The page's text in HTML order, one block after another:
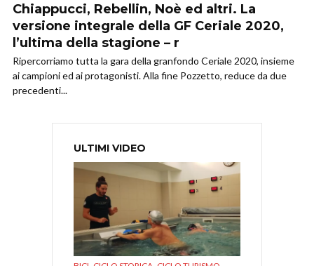
Chiappucci, Rebellin, Noè ed altri. La
versione integrale della GF Ceriale 2020,
l’ultima della stagione – r
Ripercorriamo tutta la gara della granfondo Ceriale 2020, insieme
ai campioni ed ai protagonisti. Alla fine Pozzetto, reduce da due
precedenti...
ULTIMI VIDEO